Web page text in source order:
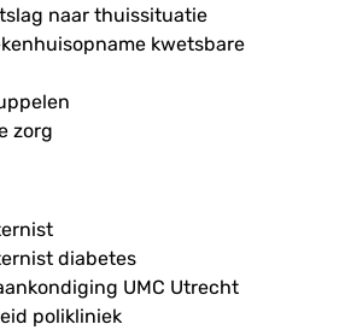
naar thuissituatie
kwetsbare
zorg
diabetes
UMC Utrecht
polikliniek